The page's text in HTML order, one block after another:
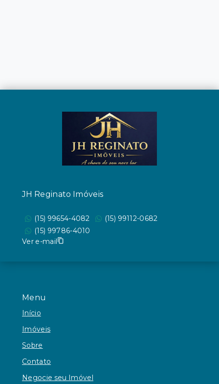
Menu
Início
Imóveis
Sobre
Contato
Negocie seu Imóvel
JH Reginato Imóveis
(15) 99654-4082
(15) 99112-0682
(15) 99786-4010
Ver e-mail